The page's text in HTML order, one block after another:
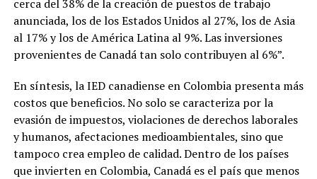
cerca del 38% de la creación de puestos de trabajo
anunciada, los de los Estados Unidos al 27%, los de Asia
al 17% y los de América Latina al 9%. Las inversiones
provenientes de Canadá tan solo contribuyen al 6%”.
En síntesis, la IED canadiense en Colombia presenta más
costos que beneficios. No solo se caracteriza por la
evasión de impuestos, violaciones de derechos laborales
y humanos, afectaciones medioambientales, sino que
tampoco crea empleo de calidad. Dentro de los países
que invierten en Colombia, Canadá es el país que menos